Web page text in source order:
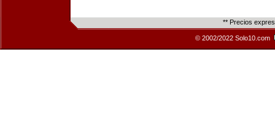
** Precios
© 2002/2022 Solo10.com